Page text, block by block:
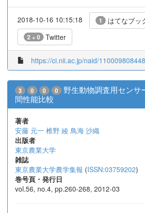
2018-10-16 10:15:18 1 はてなブッ
2 + 0 Twitter
https://ci.nii.ac.jp/naid/110009808448
3 0 0 0
野生動物調査用センサ
間性能比較
著者
安藤 元一 椎野 綾 鳥海 沙織
出版者
東京農業大学
雑誌
東京農業大学農学集報 (ISSN:03759202)
巻号頁・発行日
vol.56, no.4, pp.260-268, 2012-03